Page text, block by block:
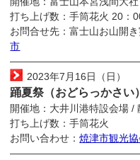
打ち上げ数：手筒花火 20：
お問合せ先：富士山お山
市
2023年7月16日（日）
踊夏祭（おどらっかさい）
開催地：大井川港特設会場 /
打ち上げ数：手筒花火
お問い合わせ：焼津市観光